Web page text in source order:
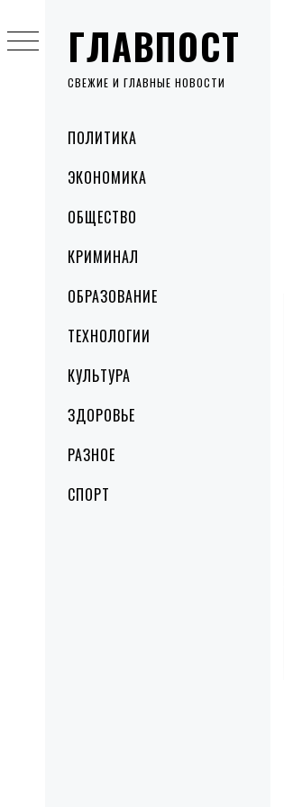
ГЛАВПОСТ
СВЕЖИЕ И ГЛАВНЫЕ НОВОСТИ
MenuПОЛИТИКА
ЭКОНОМИКА
ОБЩЕСТВО
КРИМИНАЛ
ОБРАЗОВАНИЕ
ТЕХНОЛОГИИ
КУЛЬТУРА
ЗДОРОВЬЕ
РАЗНОЕ
СПОРТ
to
content